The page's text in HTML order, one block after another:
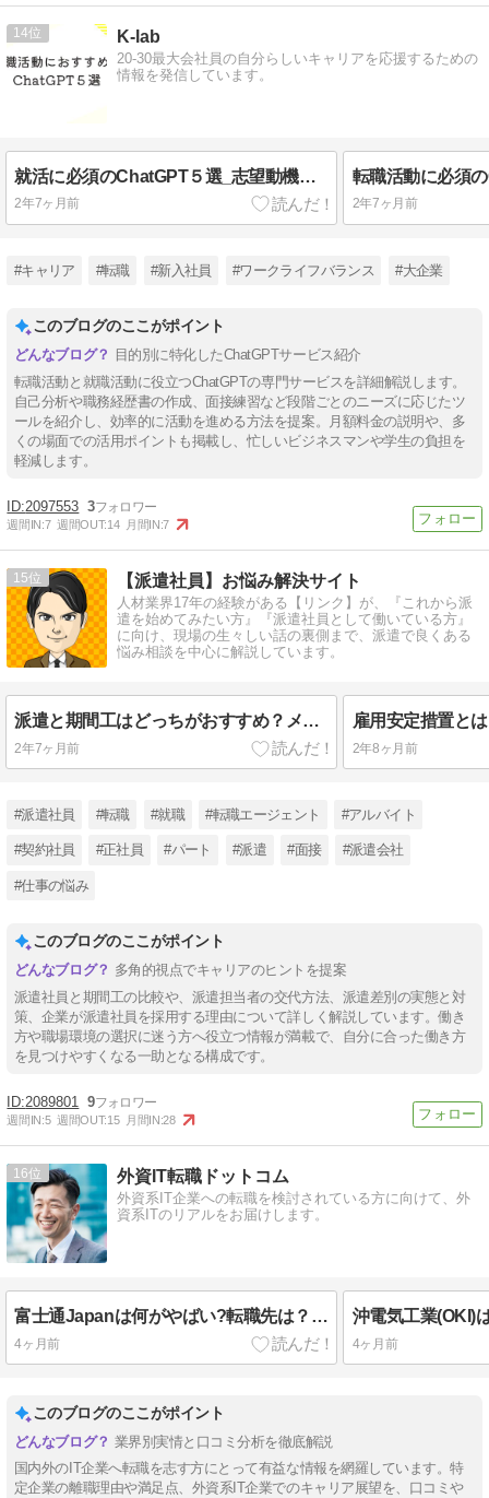
14 K-lab
20-30最大会社員の自分らしいキャリアを応援するための
情報を発信しています。
就活に必須のChatGPT５選_志望動機・自己PR作成や面接練習も
2年7ヶ月前 2年7ヶ月前
#キャリア #転職 #新入社員 #ワークライフバランス #大企業
このブログのここがポイント
目的別に特化したChatGPTサービス紹介
転職活動と就職活動に役立つChatGPTの専門サービスを詳細解説します。
自己分析や職務経歴書の作成、面接練習など段階ごとのニーズに応じたツ
ールを紹介し、効率的に活動を進める方法を提案。月額料金の説明や、多
くの場面での活用ポイントも掲載し、忙しいビジネスマンや学生の負担を
軽減します。
2097553 3
週間IN:7 週間OUT:14 月間IN:7
15 【派遣社員】お悩み解決サイト
人材業界17年の経験がある【リンク】が、『これから派
遣を始めてみたい方』『派遣社員として働いている方』
に向け、現場の生々しい話の裏側まで、派遣で良くある
悩み相談を中心に解説しています。
派遣と期間工はどっちがおすすめ？メリット・デメリットも分かりやすく解説
2年7ヶ月前 2年8ヶ月前
#派遣社員 #転職 #就職 #転職エージェント #アルバイト
#契約社員 #正社員 #パート #派遣 #面接 #派遣会社
#仕事の悩み
このブログのここがポイント
多角的視点でキャリアのヒントを提案
派遣社員と期間工の比較や、派遣担当者の交代方法、派遣差別の実態と対
策、企業が派遣社員を採用する理由について詳しく解説しています。働き
方や職場環境の選択に迷う方へ役立つ情報が満載で、自分に合った働き方
を見つけやすくなる一助となる構成です。
2089801 9
週間IN:5 週間OUT:15 月間IN:28
16 外資IT転職ドットコム
外資系IT企業への転職を検討されている方に向けて、外
資系ITのリアルをお届けします。
富士通Japanは何がやばい?転職先は？退職理由は何？富士通Japan卒業生を調査！【SIer転職先特集】
4ヶ月前 4ヶ月前
このブログのここがポイント
業界別実情と口コミ分析を徹底解説
国内外のIT企業へ転職を志す方にとって有益な情報を網羅しています。特
定企業の離職理由や満足点、外資系IT企業でのキャリア展望を、口コミや